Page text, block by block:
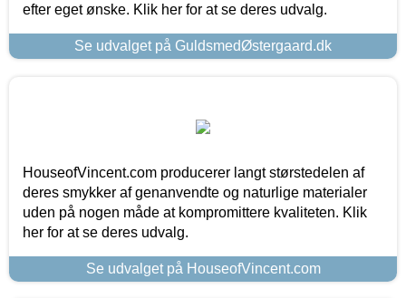
efter eget ønske. Klik her for at se deres udvalg.
Se udvalget på GuldsmedØstergaard.dk
HouseofVincent.com producerer langt størstedelen af
deres smykker af genanvendte og naturlige materialer
uden på nogen måde at kompromittere kvaliteten. Klik
her for at se deres udvalg.
Se udvalget på HouseofVincent.com